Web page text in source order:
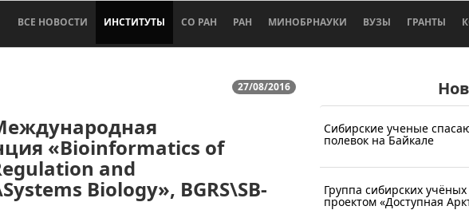
ВСЕ НОВОСТИ ИНСТИТУТЫ СО РАН РАН МИНОБРНАУКИ ВУЗЫ ГРАНТЫ
27/08/2016
«Bioinformatics of
and
Biology», BGRS\SB-
Сибирские ученые
полевок на Байкале
Группа сибирских
проектом «Доступная